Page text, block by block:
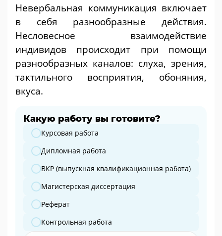
Невербальная коммуникация включает
в себя разнообразные действия.
Несловесное взаимодействие
индивидов происходит при помощи
разнообразных каналов: слуха, зрения,
тактильного восприятия, обоняния,
вкуса.
Какую работу вы готовите?
Какую работу вы готовите?
Курсовая работа
Дипломная работа
ВКР (выпускная квалификационная работа)
Магистерская диссертация
Реферат
Контрольная работа